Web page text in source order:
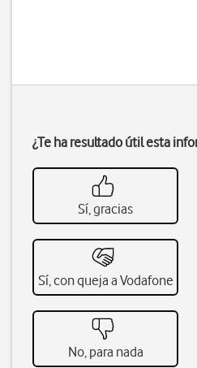
¿Te ha resultado útil esta
Sí, gracias
Sí, con queja a Vodafone
No, para nada